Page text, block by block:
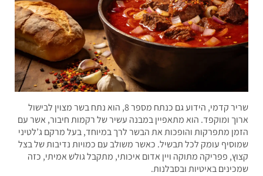
שריר קדמי, הידוע גם כנתח מספר 8, הוא נתח בשר מצוין לבישול
ומוקפד. הוא מתאפיין במבנה עשיר של רקמות חיבור, אשר עם
מתפרקות והופכות את הבשר לרך במיוחד, בעל מרקם ג’לטיני
עומק לכל תבשיל. כאשר משולב עם כמויות נדיבות של בצל
פפריקה מתוקה ויין אדום איכותי, מתקבל גולש אמיתי, כזה
באיטיות ובסבלנות.